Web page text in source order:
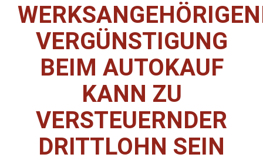
VERGÜNSTIGUNG
BEIM AUTOKAUF
KANN ZU
VERSTEUERNDER
DRITTLOHN SEIN